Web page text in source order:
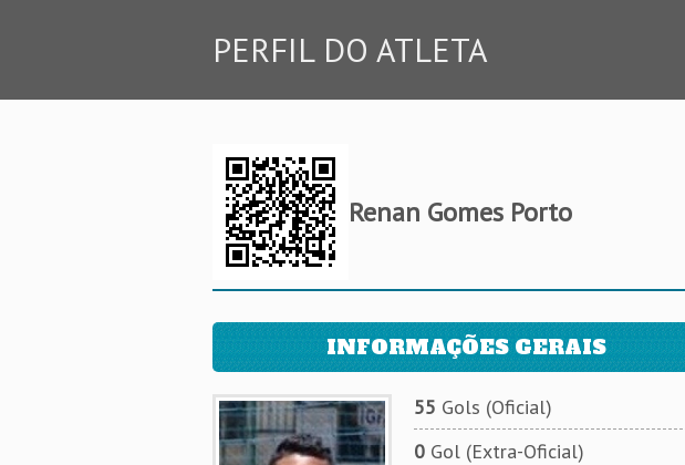
PERFIL DO ATLETA
Renan Gomes Porto
INFORMAÇÕES GERAIS
55 Gols (Oficial)
0Gol (Extra-Oficial)